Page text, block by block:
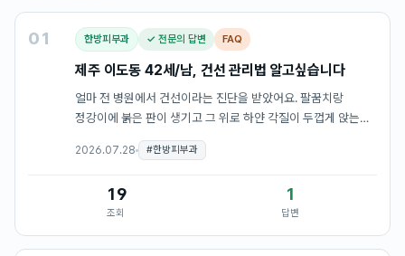
01 한방피부과 ✓ 전문의 답변 FAQ
제주 이도동 42세/남, 건선 관리법 알고싶습니다
얼마 전 병원에서 건선이라는 진단을 받았어요. 팔꿈치랑
정강이에 붉은 판이 생기고 그 위로 하얀 각질이 두껍게 앉는데,
긁으면 부스러기처럼 떨어져요. 대체 왜 생기는 건지,
한방으로는 어떻게 관리하는지 차근차근 알고 싶습니다
2026.07.28 #한방피부과
19
조회
1
답변